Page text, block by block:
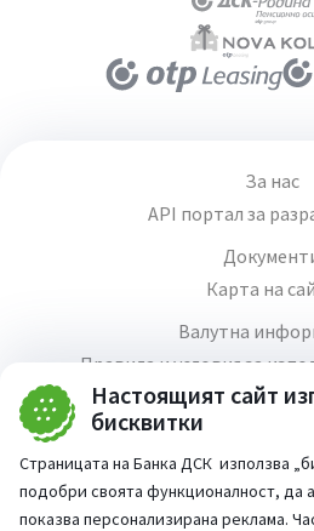
Настоящият сайт
бисквитки
Страницата на Банка ДСК използва
подобри своята функционалност, да
показва персонализирана реклама.
За нас
API портал за
Карта на
Валутна
Правила и условия за
Медия
Декларация за